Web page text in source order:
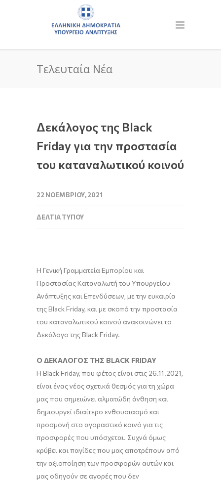
Τελευταία Νέα
Δεκάλογος της Black
Friday για την προστασία
του καταναλωτικού κοινού
22 ΝΟΕΜΒΡΊΟΥ, 2021
ΔΕΛΤΊΑ ΤΎΠΟΥ
Η Γενική Γραμματεία Εμπορίου και
Προστασίας Καταναλωτή του Υπουργείου
Ανάπτυξης και Επενδύσεων, με την ευκαιρία
της Black Friday, και με σκοπό την προστασία
του καταναλωτικού κοινού ανακοινώνει το
Δεκάλογο της Black Friday.
O ΔΕΚΑΛΟΓΟΣ ΤΗΣ BLACK FRIDAY
H Black Friday, που φέτος είναι στις 26.11.2021,
είναι ένας νέος σχετικά θεσμός για τη χώρα
μας που σημειώνει αλματώδη άνθηση και
δημιουργεί ιδιαίτερο ενθουσιασμό και
προσμονή στο αγοραστικό κοινό για τις
προσφορές που υπόσχεται. Συχνά όμως
κρύβει και παγίδες που μας αποτρέπουν από
την αξιοποίηση των προσφορών αυτών και
μας οδηγούν σε αγορές που δεν